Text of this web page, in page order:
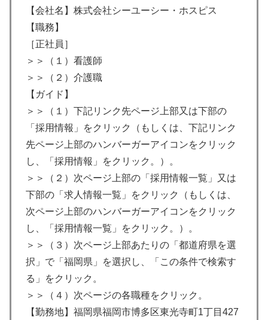
【会社名】株式会社シーユーシー・ホスピス
【職務】
［正社員］
＞＞（１）看護師
＞＞（２）介護職
【ガイド】
＞＞（１）下記リンク先ページ上部又は下部の
「採用情報」をクリック（もしくは、下記リンク
先ページ上部のハンバーガーアイコンをクリック
し、「採用情報」をクリック。）。
＞＞（２）次ページ上部の「採用情報一覧」又は
下部の「求人情報一覧」をクリック（もしくは、
次ページ上部のハンバーガーアイコンをクリック
し、「採用情報一覧」をクリック。）。
＞＞（３）次ページ上部あたりの「都道府県を選
択」で「福岡県」を選択し、「この条件で検索す
る」をクリック。
＞＞（４）次ページの各職種をクリック。
【勤務地】福岡県福岡市博多区東光寺町1丁目427